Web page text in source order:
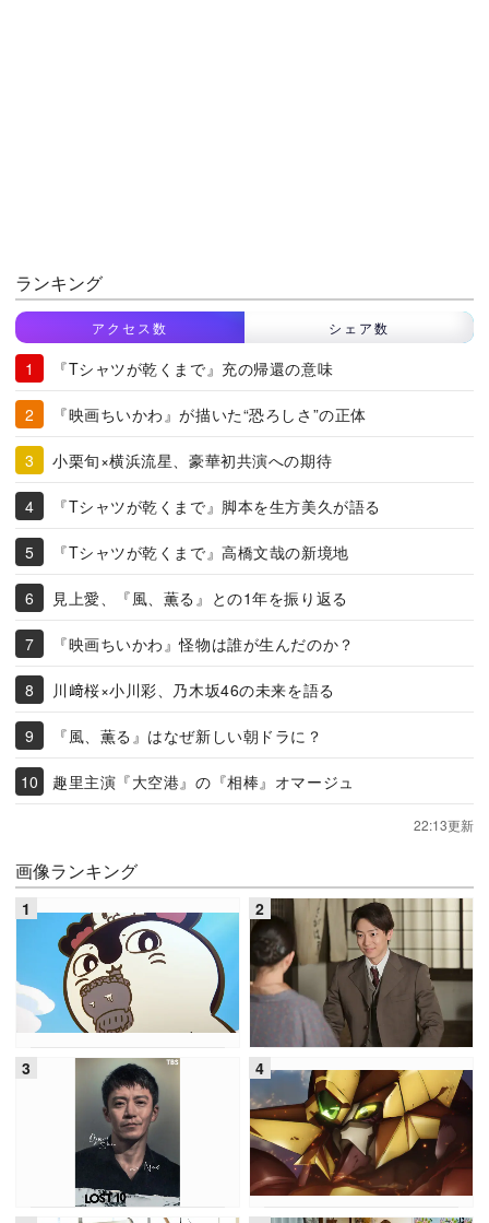
ランキング
アクセス数 シェア数
『Tシャツが乾くまで』充の帰還の意味
『映画ちいかわ』が描いた“恐ろしさ”の正体
小栗旬×横浜流星、豪華初共演への期待
『Tシャツが乾くまで』脚本を生方美久が語る
『Tシャツが乾くまで』高橋文哉の新境地
見上愛、『風、薫る』との1年を振り返る
『映画ちいかわ』怪物は誰が生んだのか？
川﨑桜×小川彩、乃木坂46の未来を語る
『風、薫る』はなぜ新しい朝ドラに？
趣里主演『大空港』の『相棒』オマージュ
22:13更新
画像ランキング